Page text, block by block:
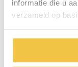
informatie die u
verzameld op
Sky Ergo rolstoel
Verkrijgbaar voor
De prijs is per stuk.